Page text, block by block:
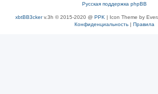
Русская поддержка phpBB
xbtBB3ckerv.3h © 2015-2020 @ PPK | Icon Theme by
Конфиденциальность| Правила